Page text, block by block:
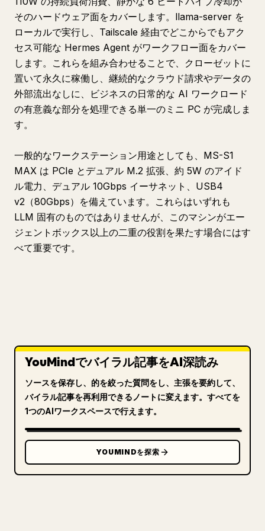
そのハードウェア面をカバーします。llama-server を
ローカルで実行し、Tailscale 経由でどこからでもアク
セス可能な Hermes Agent がワークフロー面をカバー
します。これらを組み合わせることで、クローゼットに
置いて永久に稼働し、継続的なクラウド請求やデータの
外部流出なしに、ビジネスの日常的な AI ワークロード
の有意義な部分を処理できる単一のミニ PC が完成しま
す。
一般的なワークステーション用途としても、MS-S1
MAX は PCIe とデュアル M.2 拡張、約 5W のアイド
ル電力、デュアル 10Gbps イーサネット、USB4
v2（80Gbps）を備えています。これらはいずれも
LLM 固有のものではありませんが、このマシンがエー
ジェントボックス以上の二重の役割を果たす場合にはす
べて重要です。
YouMindでバイラル記事をAI深読み
ソースを保存し、的を絞った質問をし、主張を要約して、
バイラル記事を再利用できるノートに変えます。すべてを
1つのAIワークスペースで行えます。
YOUMINDを探索